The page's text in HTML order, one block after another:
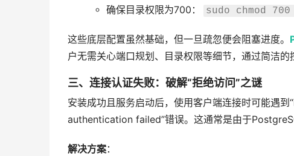
确保目录权限为700： sudo chmod
这些底层配置虽然基础，但一旦疏忽便会阻塞进度。
户无需关心端口规划、目录权限等细节，通过简洁的
三、连接认证失败：破解“拒绝访问”之谜
安装成功且服务启动后，使用客户端连接时可能遇
authentication failed”错误。这通常是由于
解决方案：